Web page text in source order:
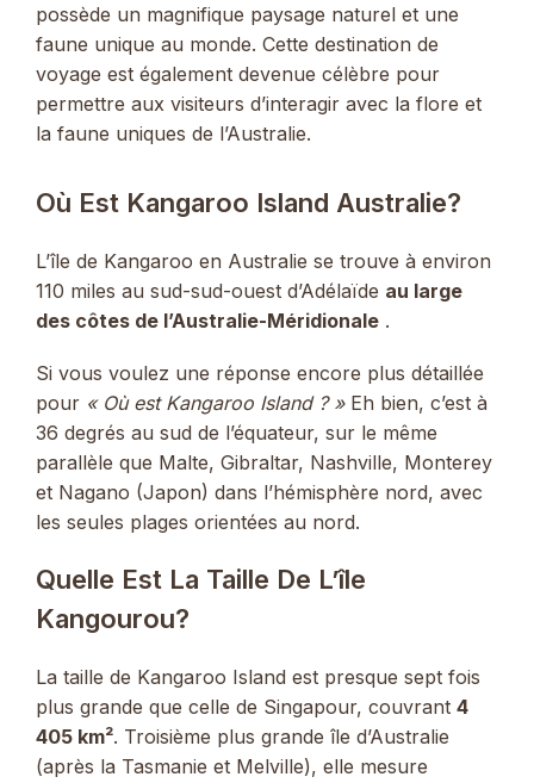
possède un magnifique paysage naturel et une
faune unique au monde. Cette destination de
voyage est également devenue célèbre pour
permettre aux visiteurs d’interagir avec la flore et
la faune uniques de l’Australie.
Où Est Kangaroo Island Australie?
L’île de Kangaroo en Australie se trouve à environ
110 miles au sud-sud-ouest d’Adélaïde au large
des côtes de l’Australie-Méridionale .
Si vous voulez une réponse encore plus détaillée
pour « Où est Kangaroo Island ? » Eh bien, c’est à
36 degrés au sud de l’équateur, sur le même
parallèle que Malte, Gibraltar, Nashville, Monterey
et Nagano (Japon) dans l’hémisphère nord, avec
les seules plages orientées au nord.
Quelle Est La Taille De L’île
Kangourou?
La taille de Kangaroo Island est presque sept fois
plus grande que celle de Singapour, couvrant 4
405 km². Troisième plus grande île d’Australie
(après la Tasmanie et Melville), elle mesure